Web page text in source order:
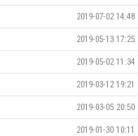
2019-07-02 14:48
2019-05-13 17:25
2019-05-02 11:34
2019-03-12 19:21
2019-03-05 20:50
2019-01-30 10:11